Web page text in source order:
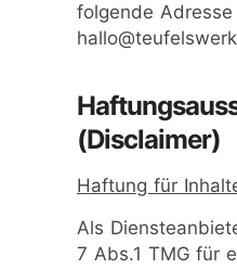
folgende
(Disclaimer)
Haftung für
Als
7 Abs.1 TMG für